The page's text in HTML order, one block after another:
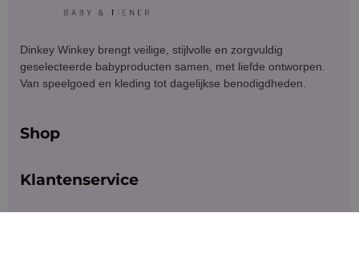
Dinkey Winkey brengt veilige, stijlvolle en zorgvuldig
geselecteerde babyproducten samen, met liefde ontworpen.
Van speelgoed en kleding tot dagelijkse benodigdheden.
Shop
Klantenservice